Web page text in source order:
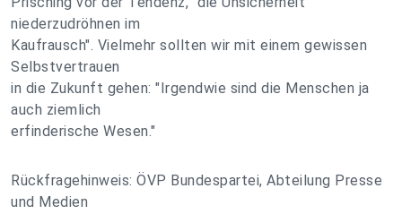
niederzudröhnen im
Kaufrausch". Vielmehr sollten wir mit einem gewissen
Selbstvertrauen
in die Zukunft gehen: "Irgendwie sind die Menschen ja
auch ziemlich
erfinderische Wesen."
Rückfragehinweis: ÖVP Bundespartei, Abteilung Presse
und Medien